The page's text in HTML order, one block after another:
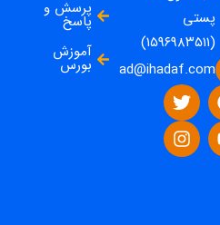
پستی
(۱۵۹۶۹۸۳۵۱۱)
ad@ihadaf.com
پرسش و
پاسخ
آموزش
بورس